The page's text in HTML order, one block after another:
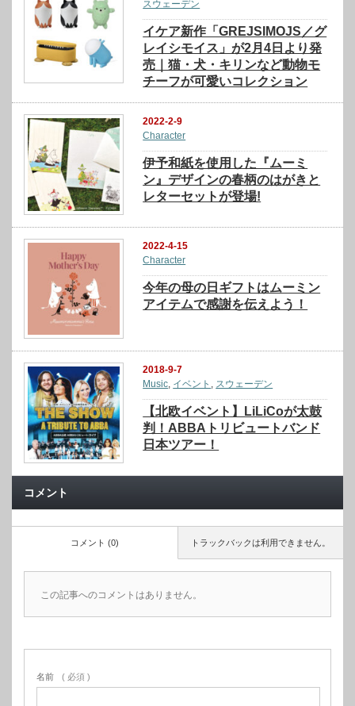
スウェーデン
イケア新作「GREJSIMOJS／グ
レイシモイス」が2月4日より発
売｜猫・犬・キリンなど動物モ
チーフが可愛いコレクション
2022-2-9
Character
伊予和紙を使用した『ムーミ
ン』デザインの春柄のはがきと
レターセットが登場!
2022-4-15
Character
今年の母の日ギフトはムーミン
アイテムで感謝を伝えよう！
2018-9-7
Music, イベント , スウェーデン
【北欧イベント】LiLiCoが太鼓
判！ABBAトリビュートバンド
日本ツアー！
コメント
トラックバックは利用できません。
コメント (0)
この記事へのコメントはありません。
名前 ( 必須 )